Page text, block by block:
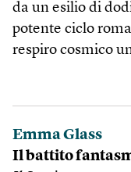
da un esilio di
potente ciclo
respiro cosmico
Emma Glass
Il battito